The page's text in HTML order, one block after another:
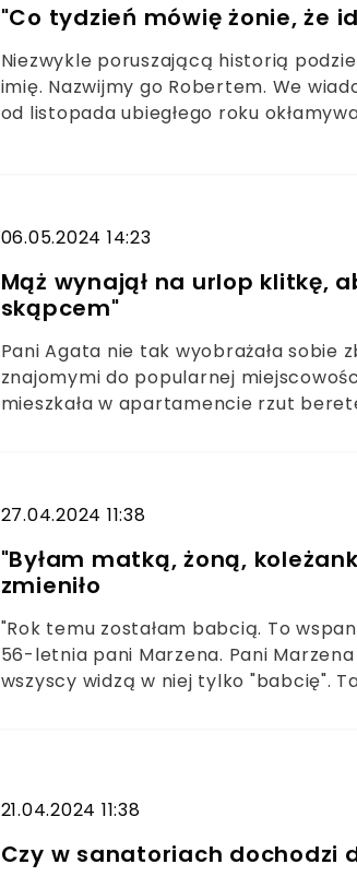
"Co tydzień mówię żonie, że
Niezwykle poruszającą historią
imię. Nazwijmy go Robertem. We
od listopada ubiegłego roku
06.05.2024 14:23
Mąż wynajął na urlop klitkę,
skąpcem"
Pani Agata nie tak wyobrażała sobie
znajomymi do popularnej
mieszkała w apartamencie rzut
27.04.2024 11:38
"Byłam matką, żoną,
zmieniło
"Rok temu zostałam babcią. To
56-letnia pani Marzena. Pani
wszyscy widzą w niej tylko "babcię".
21.04.2024 11:38
Czy w sanatoriach dochodzi